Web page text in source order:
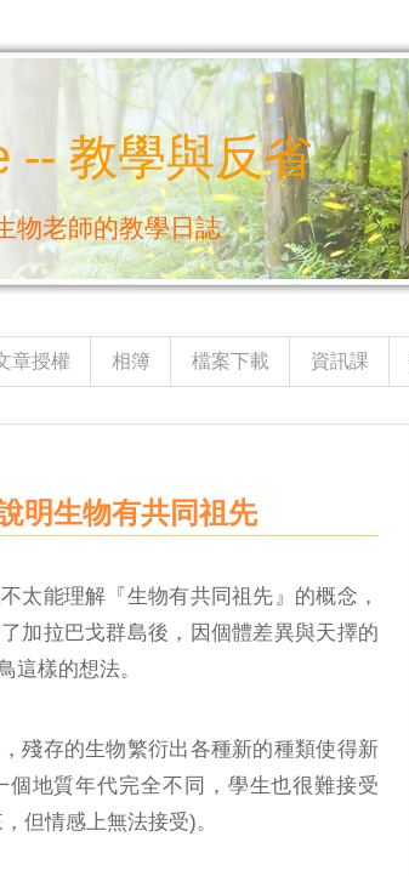
-- 教學與反省
物老師的教學日誌
章授權 相簿 檔案下載 資訊課
明生物有共同祖先
太能理解『生物有共同祖先』的概念，
加拉巴戈群島後，因個體差異與天擇的
這樣的想法。
殘存的生物繁衍出各種新的種類使得新
地質年代完全不同，學生也很難接受
但情感上無法接受)。